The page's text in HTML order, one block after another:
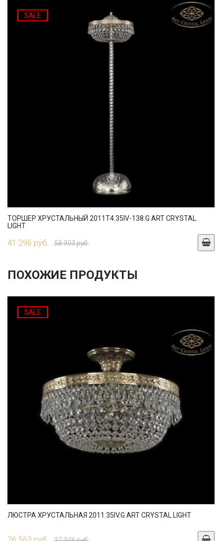
SALE
ТОРШЕР ХРУСТАЛЬНЫЙ 2011T4.35IV-138.G ART CRYSTAL
LIGHT
41 296 руб. 58 993 руб.
ПОХОЖИЕ ПРОДУКТЫ
SALE
ЛЮСТРА ХРУСТАЛЬНАЯ 2011.35IV.G ART CRYSTAL LIGHT